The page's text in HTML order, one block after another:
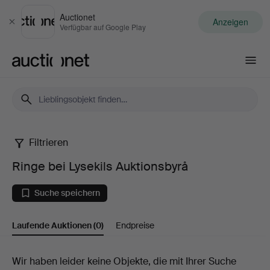
Schließen
Auctionet
Verfügbar auf Google Play Anzeigen
Ringe
bei
Lysekils
Auktionsbyrå
Filtrieren
Ringe bei Lysekils Auktionsbyrå
Suche speichern
Laufende Auktionen(0) Endpreise
Laufende
Wir haben leider keine Objekte, die mit Ihrer Suche